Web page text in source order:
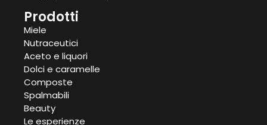
Prodotti
Miele
Nutraceutici
Aceto e liquori
Dolci e caramelle
Composte
Spalmabili
Beauty
Le esperienze